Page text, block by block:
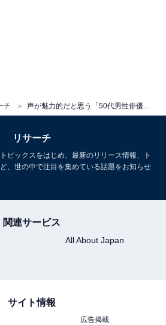
チ 声が魅力的だと思う「50代男性俳優」ランキング！ 2位「福山雅治」を19票差で抑えた1位は？
リサーチ
ピックスをはじめ、最新のリリース情報、ト
、世の中で注目を集めている話題をお知らせ
関連サービス
All About Japan
サイト情報
広告掲載